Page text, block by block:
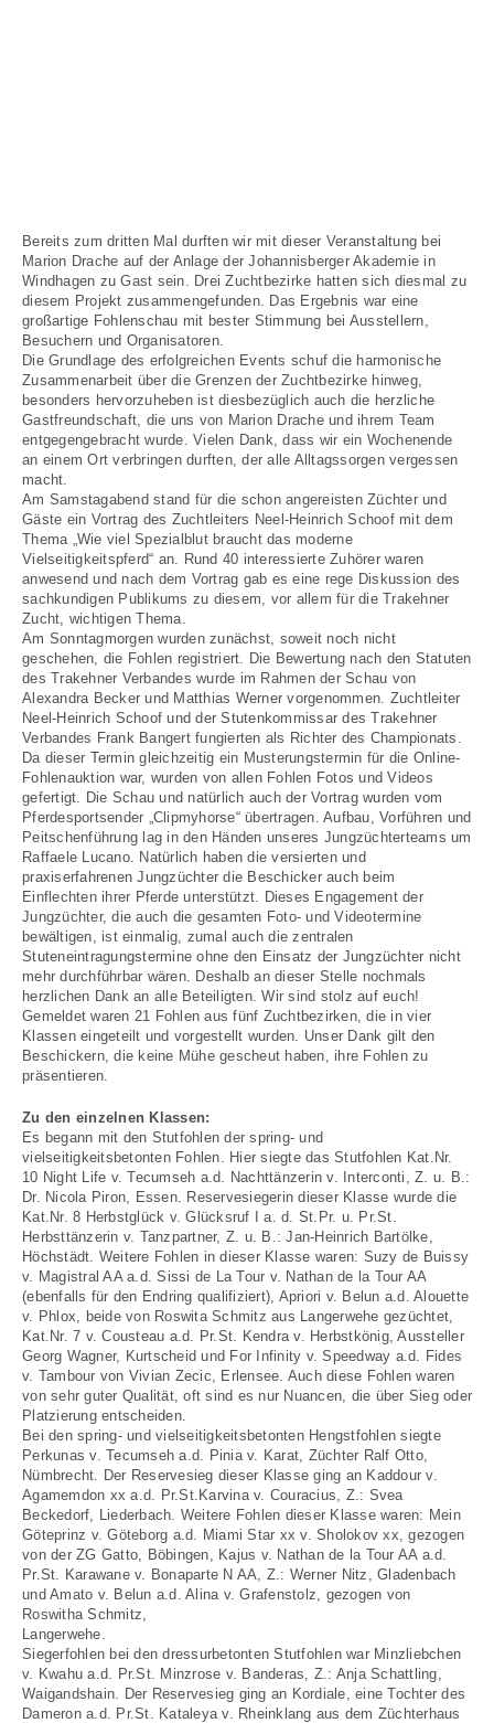
Bereits zum dritten Mal durften wir mit dieser Veranstaltung bei
Marion Drache auf der Anlage der Johannisberger Akademie in
Windhagen zu Gast sein. Drei Zuchtbezirke hatten sich diesmal zu
diesem Projekt zusammengefunden. Das Ergebnis war eine
großartige Fohlenschau mit bester Stimmung bei Ausstellern,
Besuchern und Organisatoren.
Die Grundlage des erfolgreichen Events schuf die harmonische
Zusammenarbeit über die Grenzen der Zuchtbezirke hinweg,
besonders hervorzuheben ist diesbezüglich auch die herzliche
Gastfreundschaft, die uns von Marion Drache und ihrem Team
entgegengebracht wurde. Vielen Dank, dass wir ein Wochenende
an einem Ort verbringen durften, der alle Alltagssorgen vergessen
macht.
Am Samstagabend stand für die schon angereisten Züchter und
Gäste ein Vortrag des Zuchtleiters Neel-Heinrich Schoof mit dem
Thema „Wie viel Spezialblut braucht das moderne
Vielseitigkeitspferd“ an. Rund 40 interessierte Zuhörer waren
anwesend und nach dem Vortrag gab es eine rege Diskussion des
sachkundigen Publikums zu diesem, vor allem für die Trakehner
Zucht, wichtigen Thema.
Am Sonntagmorgen wurden zunächst, soweit noch nicht
geschehen, die Fohlen registriert. Die Bewertung nach den Statuten
des Trakehner Verbandes wurde im Rahmen der Schau von
Alexandra Becker und Matthias Werner vorgenommen. Zuchtleiter
Neel-Heinrich Schoof und der Stutenkommissar des Trakehner
Verbandes Frank Bangert fungierten als Richter des Championats.
Da dieser Termin gleichzeitig ein Musterungstermin für die Online-
Fohlenauktion war, wurden von allen Fohlen Fotos und Videos
gefertigt. Die Schau und natürlich auch der Vortrag wurden vom
Pferdesportsender „Clipmyhorse“ übertragen. Aufbau, Vorführen und
Peitschenführung lag in den Händen unseres Jungzüchterteams um
Raffaele Lucano. Natürlich haben die versierten und
praxiserfahrenen Jungzüchter die Beschicker auch beim
Einflechten ihrer Pferde unterstützt. Dieses Engagement der
Jungzüchter, die auch die gesamten Foto- und Videotermine
bewältigen, ist einmalig, zumal auch die zentralen
Stuteneintragungstermine ohne den Einsatz der Jungzüchter nicht
mehr durchführbar wären. Deshalb an dieser Stelle nochmals
herzlichen Dank an alle Beteiligten. Wir sind stolz auf euch!
Gemeldet waren 21 Fohlen aus fünf Zuchtbezirken, die in vier
Klassen eingeteilt und vorgestellt wurden. Unser Dank gilt den
Beschickern, die keine Mühe gescheut haben, ihre Fohlen zu
präsentieren.
Zu den einzelnen Klassen:
Es begann mit den Stutfohlen der spring- und
vielseitigkeitsbetonten Fohlen. Hier siegte das Stutfohlen Kat.Nr.
10 Night Life v. Tecumseh a.d. Nachttänzerin v. Interconti, Z. u. B.:
Dr. Nicola Piron, Essen. Reservesiegerin dieser Klasse wurde die
Kat.Nr. 8 Herbstglück v. Glücksruf I a. d. St.Pr. u. Pr.St.
Herbsttänzerin v. Tanzpartner, Z. u. B.: Jan-Heinrich Bartölke,
Höchstädt. Weitere Fohlen in dieser Klasse waren: Suzy de Buissy
v. Magistral AA a.d. Sissi de La Tour v. Nathan de la Tour AA
(ebenfalls für den Endring qualifiziert), Apriori v. Belun a.d. Alouette
v. Phlox, beide von Roswita Schmitz aus Langerwehe gezüchtet,
Kat.Nr. 7 v. Cousteau a.d. Pr.St. Kendra v. Herbstkönig, Aussteller
Georg Wagner, Kurtscheid und For Infinity v. Speedway a.d. Fides
v. Tambour von Vivian Zecic, Erlensee. Auch diese Fohlen waren
von sehr guter Qualität, oft sind es nur Nuancen, die über Sieg oder
Platzierung entscheiden.
Bei den spring- und vielseitigkeitsbetonten Hengstfohlen siegte
Perkunas v. Tecumseh a.d. Pinia v. Karat, Züchter Ralf Otto,
Nümbrecht. Der Reservesieg dieser Klasse ging an Kaddour v.
Agamemdon xx a.d. Pr.St.Karvina v. Couracius, Z.: Svea
Beckedorf, Liederbach. Weitere Fohlen dieser Klasse waren: Mein
Göteprinz v. Göteborg a.d. Miami Star xx v. Sholokov xx, gezogen
von der ZG Gatto, Böbingen, Kajus v. Nathan de la Tour AA a.d.
Pr.St. Karawane v. Bonaparte N AA, Z.: Werner Nitz, Gladenbach
und Amato v. Belun a.d. Alina v. Grafenstolz, gezogen von
Roswitha Schmitz,
Langerwehe.
Siegerfohlen bei den dressurbetonten Stutfohlen war Minzliebchen
v. Kwahu a.d. Pr.St. Minzrose v. Banderas, Z.: Anja Schattling,
Waigandshain. Der Reservesieg ging an Kordiale, eine Tochter des
Dameron a.d. Pr.St. Kataleya v. Rheinklang aus dem Züchterhaus